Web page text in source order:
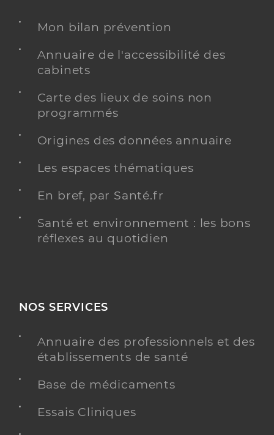
Mon bilan prévention
Annuaire de l'accessibilité des
cabinets
Carte des lieux de soins non
programmés
Origines des données annuaire
Les espaces thématiques
En bref, par Santé.fr
Santé et environnement : les bons
réflexes au quotidien
NOS SERVICES
Annuaire des professionnels et des
établissements de santé
Base de médicaments
Essais Cliniques